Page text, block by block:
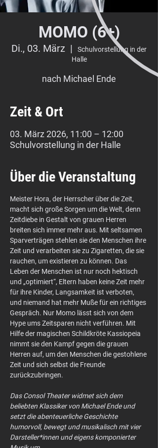
MOMO (6+)
Di., 03. März
  |
Schulvorstellung in der
Halle
nach Michael Ende
Zeit & Ort
03. März 2026, 11:00 – 12:00
Schulvorstellung in der Halle
Über die Veranstaltung
Meister Hora, der Herrscher über die Zeit,
macht sich große Sorgen um die Welt, denn
Zeitdiebe in Gestalt von grauen Herren
breiten sich immer mehr aus. Mit seltsamen
Sparverträgen stehlen sie den Menschen ihre
Zeit und verarbeiten sie zu Zigaretten, die sie
rauchen, um existieren zu können. Das
Leben der Menschen ist nur noch hektisch
und „optimiert“, Eltern haben keine Zeit mehr
für ihre Kinder, Langsamkeit ist verboten,
und niemand hat mehr Muße für ein richtiges
Gespräch. Nur Momo lässt sich von dem
Hype ums Zeitsparen nicht verführen. Mit
Hilfe der magischen Schildkröte Kassiopeia
nimmt sie den Kampf gegen die grauen
Herren auf, um den Menschen die gestohlene
Zeit und sich selbst die Freunde
zurückzubringen.
Das Consol Theater widmet sich dem
beliebten Klassiker von Michael Ende und
setzt die abenteuerliche Geschichte
humorvoll, bewegt und musikalisch mit vier
Darsteller*innen und eigens komponierter